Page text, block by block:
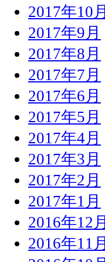
2017年10月
2017年9月
2017年8月
2017年7月
2017年6月
2017年5月
2017年4月
2017年3月
2017年2月
2017年1月
2016年12月
2016年11月